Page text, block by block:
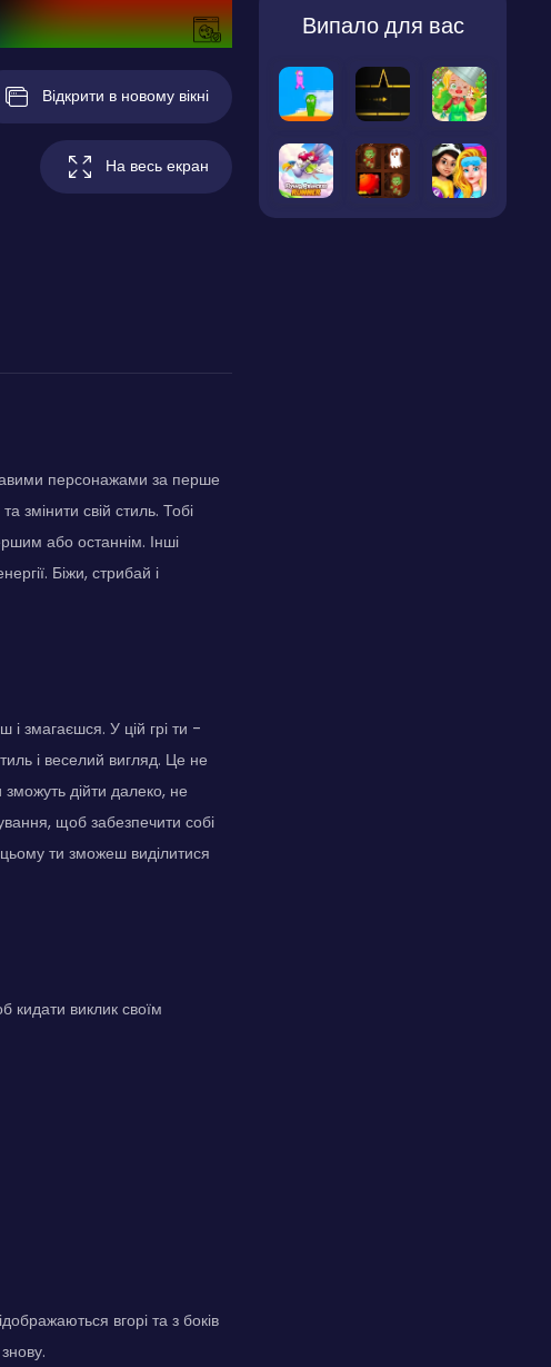
Відкрити в новому вікні
На весь екран
персонажами за перше
змінити свій стиль. Тобі
або останнім. Інші
Біжи, стрибай і
змагаєшся. У цій грі ти -
і веселий вигляд. Це не
дійти далеко, не
щоб забезпечити собі
ти зможеш виділитися
кидати виклик своїм
вгорі та з боків
Випало для вас